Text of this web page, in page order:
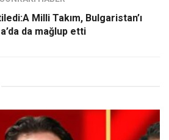
Milli Takım, Bulgaristan’ı
da mağlup etti